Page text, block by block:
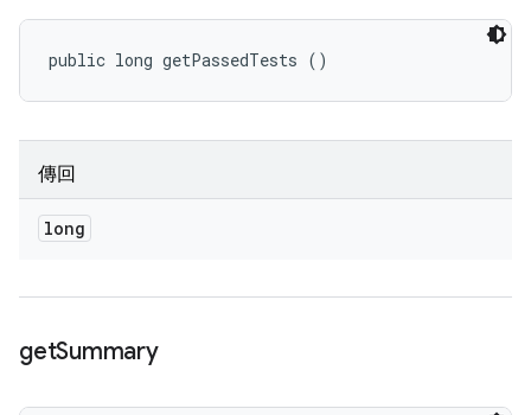
public long getPassedTests ()
傳回
long
getSummary